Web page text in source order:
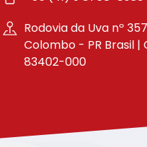
Rodovia da Uva nº
Colombo - PR Brasil |
83402-000